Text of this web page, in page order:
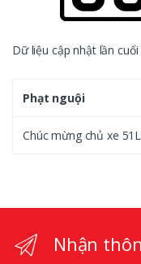
Dữ liệu cập nhật lần
Phạt nguội
Chúc mừng chủ xe
Nhận